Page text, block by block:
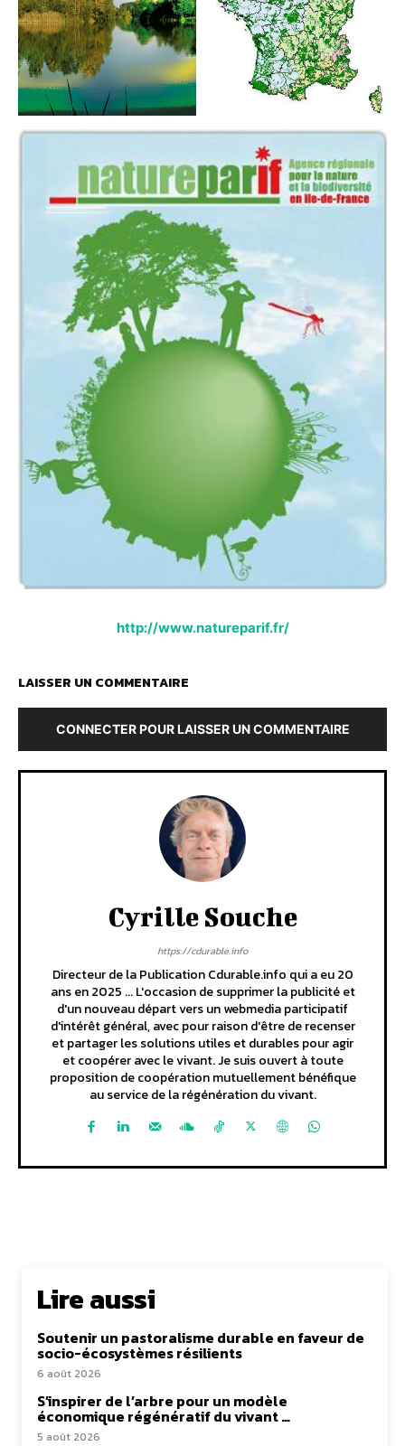
http://www.natureparif.fr/
LAISSER UN COMMENTAIRE
CONNECTER POUR LAISSER UN COMMENTAIRE
Cyrille Souche
https://cdurable.info
Directeur de la Publication Cdurable.info qui a eu 20
ans en 2025 ... L'occasion de supprimer la publicité et
d'un nouveau départ vers un webmedia participatif
d'intérêt général, avec pour raison d'être de recenser
et partager les solutions utiles et durables pour agir
et coopérer avec le vivant. Je suis ouvert à toute
proposition de coopération mutuellement bénéfique
au service de la régénération du vivant.
Lire aussi
Soutenir un pastoralisme durable en faveur de
socio-écosystèmes résilients
6 août 2026
S’inspirer de l’arbre pour un modèle
économique régénératif du vivant …
5 août 2026